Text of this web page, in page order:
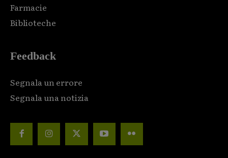
Farmacie
Biblioteche
Feedback
Segnala un errore
Segnala una notizia